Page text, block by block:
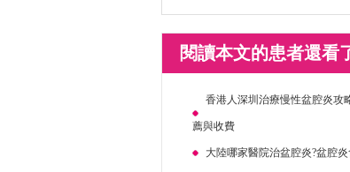
閱讀本文的患者還看
香港人深圳治療慢性盆腔炎攻
薦與收費
大陸哪家醫院治盆腔炎?盆腔